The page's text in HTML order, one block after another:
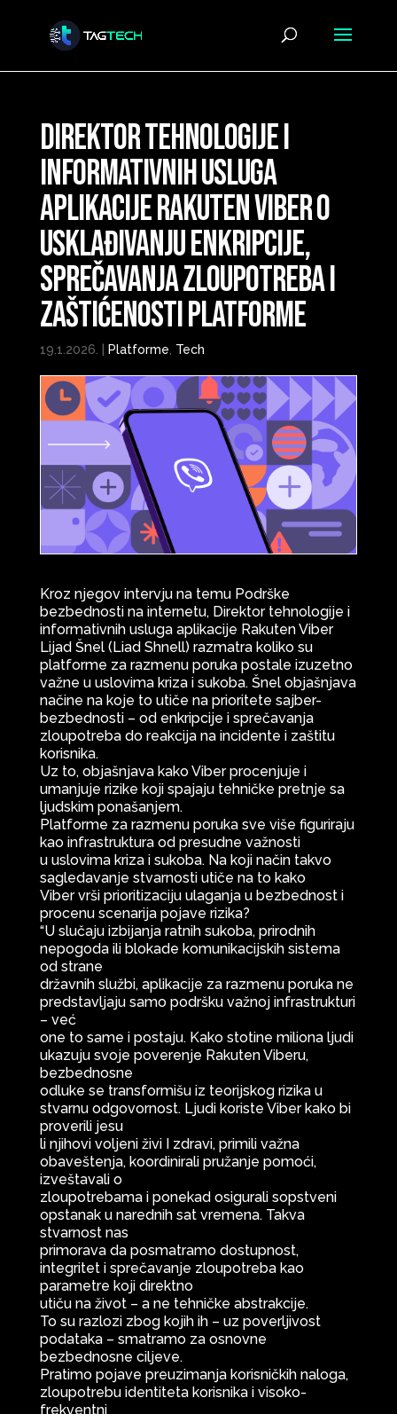
Direktor tehnologije i
informativnih usluga
aplikacije Rakuten Viber o
usklađivanju enkripcije,
sprečavanja zloupotreba i
zaštićenosti platforme
19.1.2026. Platforme Tech
Kroz njegov intervju na temu Podrške
bezbednosti na internetu, Direktor tehnologije i
informativnih usluga aplikacije Rakuten Viber
Lijad Šnel (Liad Shnell) razmatra koliko su
platforme za razmenu poruka postale izuzetno
važne u uslovima kriza i sukoba. Šnel objašnjava
načine na koje to utiče na prioritete sajber-
bezbednosti – od enkripcije i sprečavanja
zloupotreba do reakcija na incidente i zaštitu
korisnika.
Uz to, objašnjava kako Viber procenjuje i
umanjuje rizike koji spajaju tehničke pretnje sa
ljudskim ponašanjem.
Platforme za razmenu poruka sve više figuriraju
kao infrastruktura od presudne važnosti
u uslovima kriza i sukoba. Na koji način takvo
sagledavanje stvarnosti utiče na to kako
Viber vrši prioritizaciju ulaganja u bezbednost i
procenu scenarija pojave rizika?
“U slučaju izbijanja ratnih sukoba, prirodnih
nepogoda ili blokade komunikacijskih sistema
od strane
državnih službi, aplikacije za razmenu poruka ne
predstavljaju samo podršku važnoj infrastrukturi
– već
one to same i postaju. Kako stotine miliona ljudi
ukazuju svoje poverenje Rakuten Viberu,
bezbednosne
odluke se transformišu iz teorijskog rizika u
stvarnu odgovornost. Ljudi koriste Viber kako bi
proverili jesu
li njihovi voljeni živi I zdravi, primili važna
obaveštenja, koordinirali pružanje pomoći,
izveštavali o
zloupotrebama i ponekad osigurali sopstveni
opstanak u narednih sat vremena. Takva
stvarnost nas
primorava da posmatramo dostupnost,
integritet i sprečavanje zloupotreba kao
parametre koji direktno
utiču na život – a ne tehničke abstrakcije.
To su razlozi zbog kojih ih – uz poverljivost
podataka – smatramo za osnovne
bezbednosne ciljeve.
Pratimo pojave preuzimanja korisničkih naloga,
zloupotrebu identiteta korisnika i visoko-
frekventni